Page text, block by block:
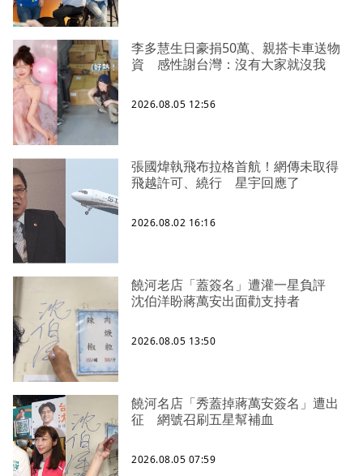
李多慧生日豪捐50萬、親搭卡車送物
資 感性謝台灣：沒有大家就沒我
2026.08.05 12:56
張國煒執飛布拉格首航！網傳未取得
飛越許可、繞行 星宇回應了
2026.08.02 16:16
饒河老店「蓋簽名」遭灌一星負評
沈伯洋盼蔣萬安出面勸支持者
2026.08.05 13:50
饒河名店「秀蓋掉蔣萬安簽名」遭出
征 網號召刷五星幫補血
2026.08.05 07:59